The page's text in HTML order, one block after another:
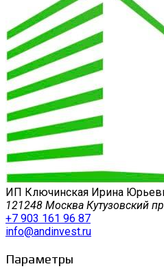
ИП Ключинская Ирина
121248 Москва Кутузовский
+7 903 161 96 87
info@andinvest.ru
Параметры